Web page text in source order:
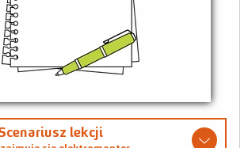
lekcji